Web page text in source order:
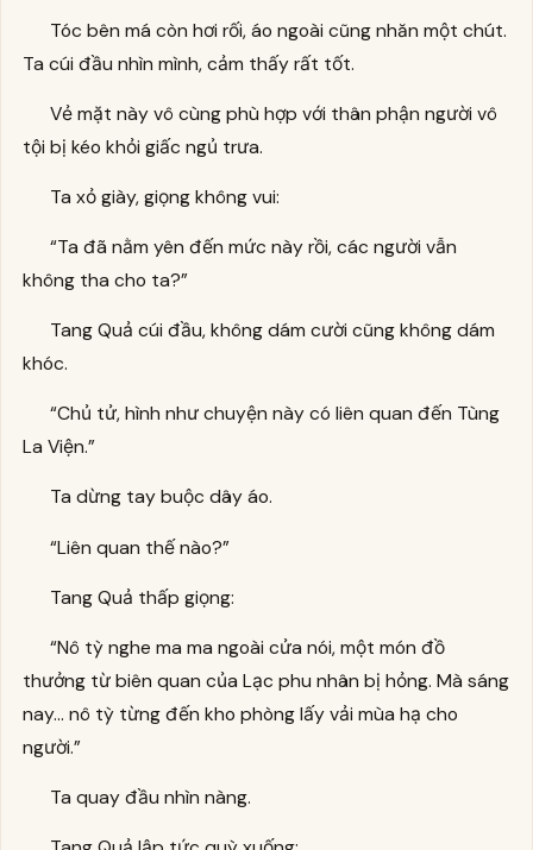
Tóc bên má còn hơi rối, áo ngoài cũng nhăn một chút.
Ta cúi đầu nhìn mình, cảm thấy rất tốt.
Vẻ mặt này vô cùng phù hợp với thân phận người vô
tội bị kéo khỏi giấc ngủ trưa.
Ta xỏ giày, giọng không vui:
“Ta đã nằm yên đến mức này rồi, các người vẫn
không tha cho ta?”
Tang Quả cúi đầu, không dám cười cũng không dám
khóc.
“Chủ tử, hình như chuyện này có liên quan đến Tùng
La Viện.”
Ta dừng tay buộc dây áo.
“Liên quan thế nào?”
Tang Quả thấp giọng:
“Nô tỳ nghe ma ma ngoài cửa nói, một món đồ
thưởng từ biên quan của Lạc phu nhân bị hỏng. Mà sáng
nay… nô tỳ từng đến kho phòng lấy vải mùa hạ cho
người.”
Ta quay đầu nhìn nàng.